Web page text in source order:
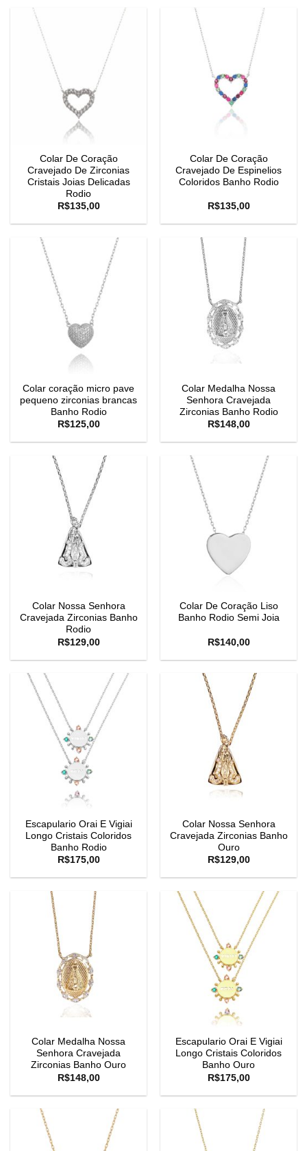
R$59,00.R$0,00.
Colar De Coração
Cravejado De Zirconias
Cristais Joias Delicadas
Rodio
R$135,00
Colar De Coração
Cravejado De Espinelios
Coloridos Banho Rodio
R$135,00
Colar coração micro pave
pequeno zirconias brancas
Banho Rodio
R$125,00
Colar Medalha Nossa
Senhora Cravejada
Zirconias Banho Rodio
R$148,00
Colar Nossa Senhora
Cravejada Zirconias Banho
Rodio
R$129,00
Colar De Coração Liso
Banho Rodio Semi Joia
R$140,00
Escapulario Orai E Vigiai
Longo Cristais Coloridos
Banho Rodio
R$175,00
Colar Nossa Senhora
Cravejada Zirconias Banho
Ouro
R$129,00
Colar Medalha Nossa
Senhora Cravejada
Zirconias Banho Ouro
R$148,00
Escapulario Orai E Vigiai
Longo Cristais Coloridos
Banho Ouro
R$175,00